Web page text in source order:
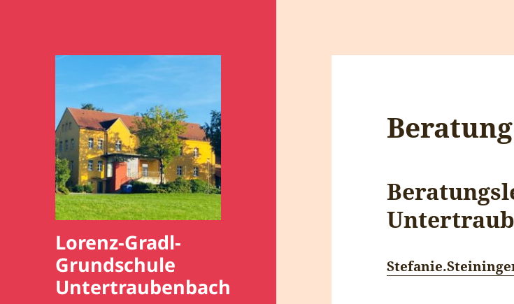
Lorenz-Gradl-
Grundschule
Untertraubenbach
Beratung